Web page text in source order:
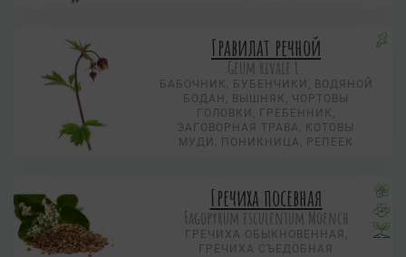
Гравилат речной
Geum rivale L.
БАБОЧНИК, БУБЕНЧИКИ, ВОДЯНОЙ
БОДАН, ВЫШНЯК, ЧОРТОВЫ
ГОЛОВКИ, ГРЕБЕННИК,
ЗАГОВОРНАЯ ТРАВА, КОТОВЫ
МУДИ, ПОНИКНИЦА, РЕПЕЕК
Гречиха посевная
Fagopyrum esculentum Moench
ГРЕЧИХА ОБЫКНОВЕННАЯ,
ГРЕЧИХА СЪЕДОБНАЯ